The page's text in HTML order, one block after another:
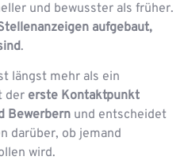
und bewusster als früher.
aufgebaut,
.
längst mehr als ein
der erste Kontaktpunkt
Bewerbern und entscheidet
darüber, ob jemand
wird.